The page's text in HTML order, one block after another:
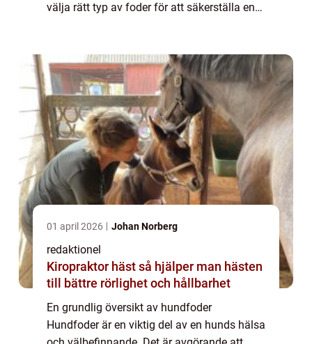
välja rätt typ av foder för att säkerställa en
as...
01 april 2026 Johan Norberg
redaktionel
Kiropraktor häst så hjälper man hästen
till bättre rörlighet och hållbarhet
En grundlig översikt av hundfoder
Hundfoder är en viktig del av en hunds hälsa